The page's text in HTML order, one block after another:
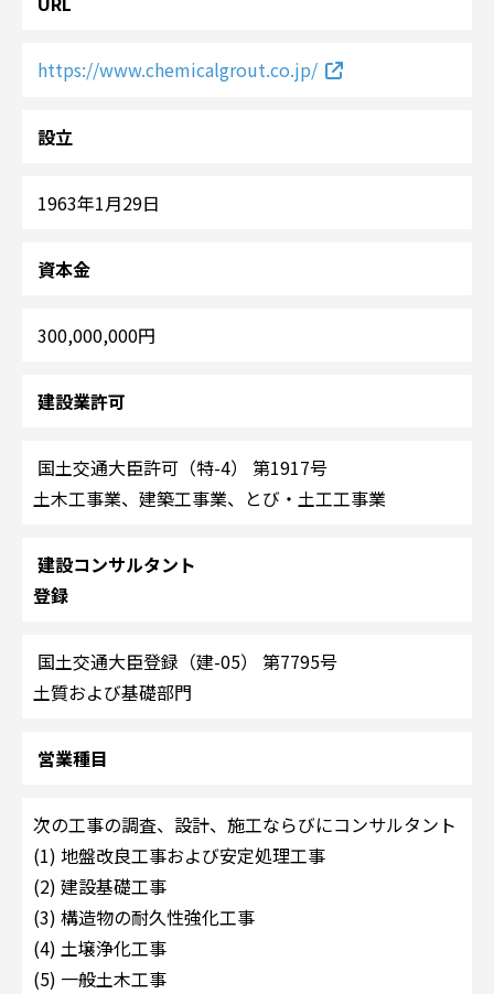
https://www.chemicalgrout.co.jp/
設立
1963年1月29日
資本金
300,000,000円
建設業許可
国土交通大臣許可（特-4） 第1917号
土木工事業、建築工事業、とび・土工工事業
建設コンサルタント
登録
国土交通大臣登録（建-05） 第7795号
土質および基礎部門
営業種目
次の工事の調査、設計、施工ならびにコンサルタント
(1) 地盤改良工事および安定処理工事
(2) 建設基礎工事
(3) 構造物の耐久性強化工事
(4) 土壌浄化工事
(5) 一般土木工事